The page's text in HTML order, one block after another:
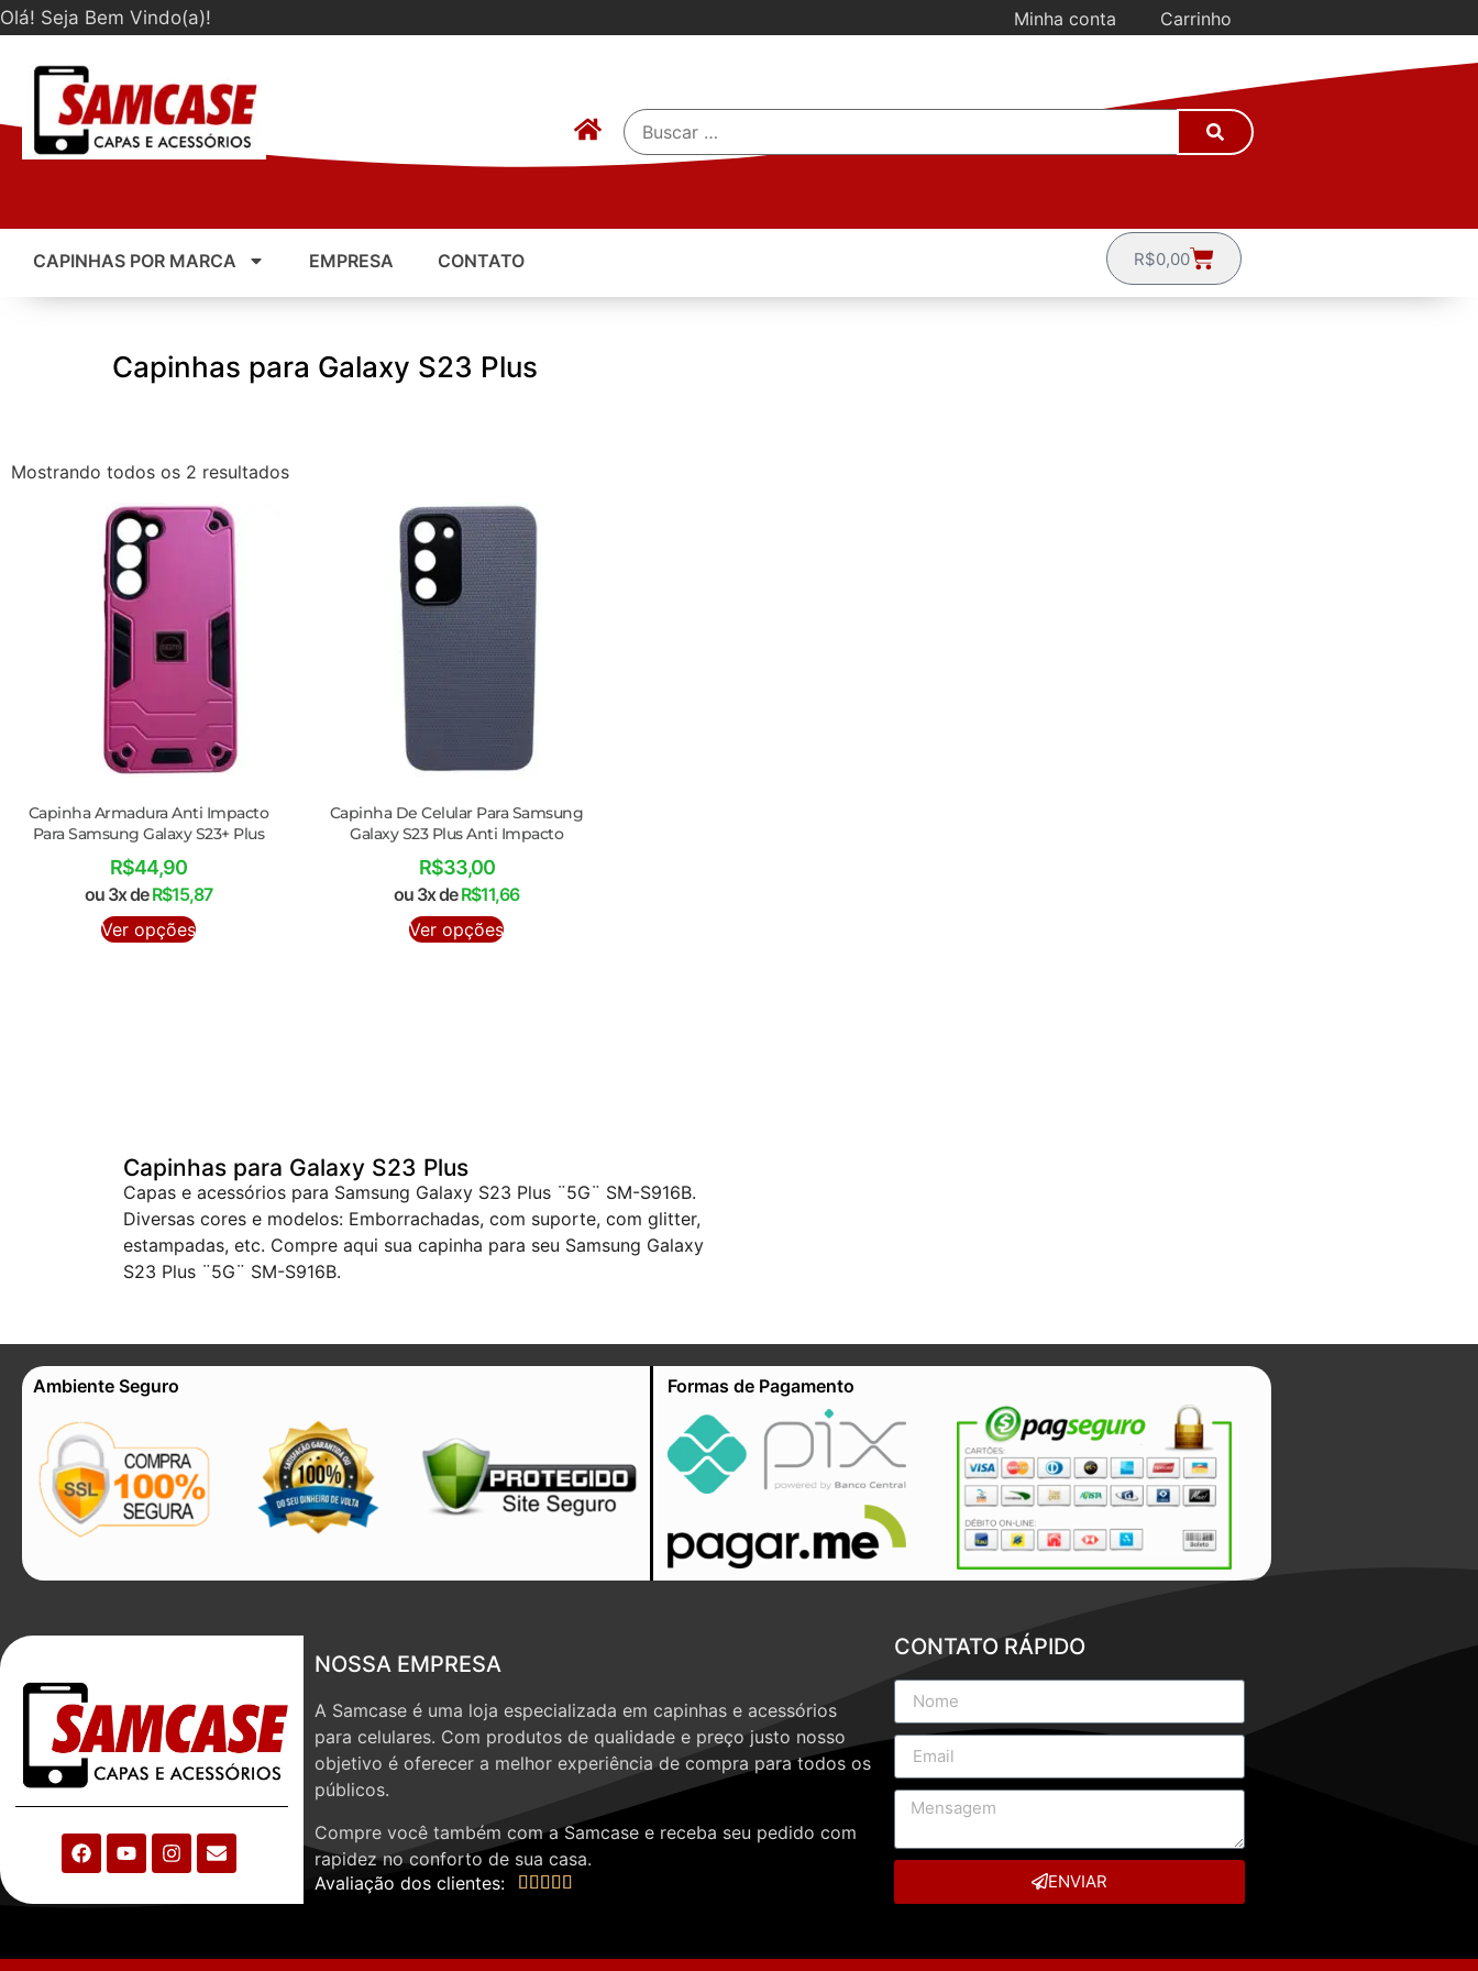
Olá! Seja Bem Vindo(a)! Minha conta Carrinho
CAPINHAS POR MARCA EMPRESA CONTATO R$0,00
Capinhas para Galaxy S23 Plus
Mostrando todos os 2 resultados
Capinha Armadura Anti Impacto
Para Samsung Galaxy S23+ Plus
R$44,90
ou 3x deR$15,87
Ver opções
Capinha De Celular Para Samsung
Galaxy S23 Plus Anti Impacto
R$33,00
ou 3x deR$11,66
Ver opções
Capinhas para Galaxy S23 Plus
Capas e acessórios para Samsung Galaxy S23 Plus ¨5G¨ SM-S916B.
Diversas cores e modelos: Emborrachadas, com suporte, com glitter,
estampadas, etc. Compre aqui sua capinha para seu Samsung Galaxy
S23 Plus ¨5G¨ SM-S916B.
Ambiente Seguro Formas de Pagamento
NOSSA EMPRESA
A Samcase é uma loja especializada em capinhas e acessórios
para celulares. Com produtos de qualidade e preço justo nosso
objetivo é oferecer a melhor experiência de compra para todos os
públicos.
Compre você também com a Samcase e receba seu pedido com
rapidez no conforto de sua casa.
Avaliação dos clientes:
    
CONTATO RÁPIDO
ENVIAR